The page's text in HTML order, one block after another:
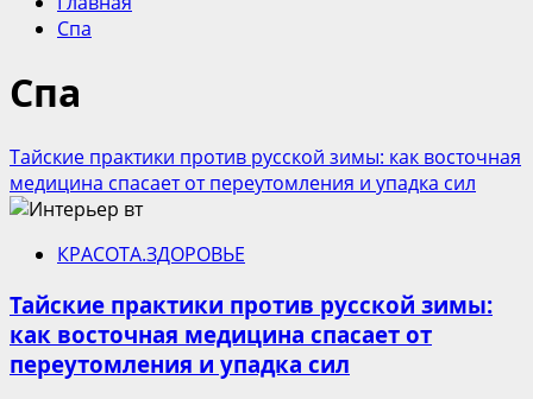
Спа
Спа
Тайские практики против русской зимы: как восточная
медицина спасает от переутомления и упадка сил
КРАСОТА.ЗДОРОВЬЕ
Тайские практики против русской зимы:
как восточная медицина спасает от
переутомления и упадка сил